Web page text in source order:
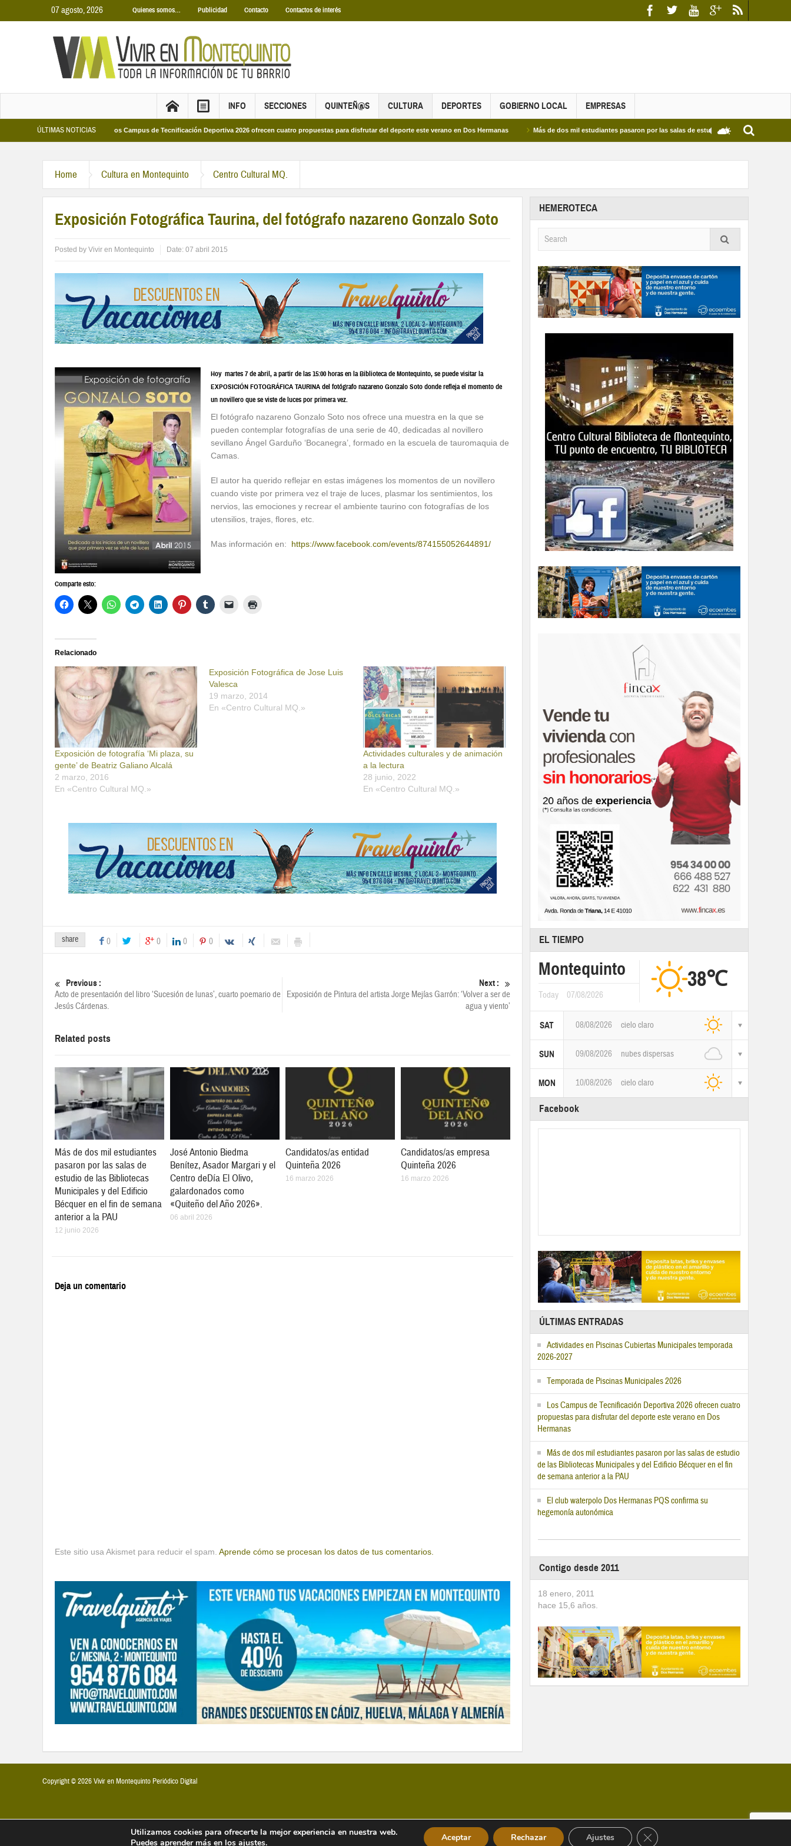
07 agosto, 2026 Quienes somos… Publicidad Contacto Contactos de interés
INFO SECCIONES QUINTEÑ@S CULTURA DEPORTES GOBIERNO LOCAL EMPRESAS
ÚLTIMAS NOTICIAS
Municipales 2026 Los Campus de Tecnificación Deportiva 2026 ofrecen cuatro propuestas para disfrutar del deporte este verano en Dos Hermanas Más de dos mil estudiantes pasaron por las salas de estudio de las Bibliotecas Municipales
Home Cultura en Montequinto Centro Cultural MQ.
Exposición Fotográfica Taurina, del fotógrafo nazareno Gonzalo Soto
Posted by Vivir en Montequinto Date: 07 abril 2015
Hoy martes 7 de abril, a partir de las 15:00 horas en la Biblioteca de Montequinto, se puede visitar la
EXPOSICIÓN FOTOGRÁFICA TAURINA del fotógrafo nazareno Gonzalo Soto donde refleja el momento de
un novillero que se viste de luces por primera vez.
El fotógrafo nazareno Gonzalo Soto nos ofrece una muestra en la que se
pueden contemplar fotografías de una serie de 40, dedicadas al novillero
sevillano Ángel Garduño ‘Bocanegra’, formado en la escuela de tauromaquia de
Camas.
El autor ha querido reflejar en estas imágenes los momentos de un novillero
cuando viste por primera vez el traje de luces, plasmar los sentimientos, los
nervios, las emociones y recrear el ambiente taurino con fotografías de los
utensilios, trajes, flores, etc.
Mas información en: https://www.facebook.com/events/874155052644891/
Comparte esto:
Relacionado
Exposición de fotografía ‘Mi plaza, su
gente’ de Beatriz Galiano Alcalá
2 marzo, 2016
En «Centro Cultural MQ.»
Exposición Fotográfica de Jose Luis
Valesca
19 marzo, 2014
En «Centro Cultural MQ.»
Actividades culturales y de animación
a la lectura
28 junio, 2022
En «Centro Cultural MQ.»
share 0 0 0 0
Previous :
Acto de presentación del libro ‘Sucesión de lunas’, cuarto poemario de
Jesús Cárdenas.
Next :
Exposición de Pintura del artista Jorge Mejías Garrón: ‘Volver a ser de
agua y viento’
Related posts
Más de dos mil estudiantes
pasaron por las salas de
estudio de las Bibliotecas
Municipales y del Edificio
Bécquer en el fin de semana
anterior a la PAU
12 junio 2026
José Antonio Biedma
Benítez, Asador Margari y el
Centro deDía El Olivo,
galardonados como
«Quiteño del Año 2026».
06 abril 2026
Candidatos/as entidad
Quinteña 2026
16 marzo 2026
Candidatos/as empresa
Quinteña 2026
16 marzo 2026
Deja un comentario
Este sitio usa Akismet para reducir el spam. Aprende cómo se procesan los datos de tus comentarios.
HEMEROTECA
EL TIEMPO
Montequinto
Today 07/08/2026
38℃
SAT 08/08/2026 cielo claro
SUN 09/08/2026 nubes dispersas
MON 10/08/2026 cielo claro
Facebook
ÚLTIMAS ENTRADAS
Actividades en Piscinas Cubiertas Municipales temporada
2026-2027
Temporada de Piscinas Municipales 2026
Los Campus de Tecnificación Deportiva 2026 ofrecen cuatro
propuestas para disfrutar del deporte este verano en Dos
Hermanas
Más de dos mil estudiantes pasaron por las salas de estudio
de las Bibliotecas Municipales y del Edificio Bécquer en el fin
de semana anterior a la PAU
El club waterpolo Dos Hermanas PQS confirma su
hegemonía autonómica
Contigo desde 2011
18 enero, 2011
hace 15,6 años.
Copyright © 2026 Vivir en Montequinto Periódico Digital
Utilizamos cookies para ofrecerte la mejor experiencia en nuestra web.
Puedes aprender más en losajustes. Aceptar Rechazar Ajustes Cerrar el banner de cookies RGPD